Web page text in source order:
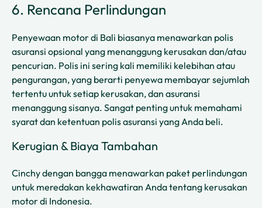
6. Rencana Perlindungan
Penyewaan motor di Bali biasanya menawarkan polis
asuransi opsional yang menanggung kerusakan dan/atau
pencurian. Polis ini sering kali memiliki kelebihan atau
pengurangan, yang berarti penyewa membayar sejumlah
tertentu untuk setiap kerusakan, dan asuransi
menanggung sisanya. Sangat penting untuk memahami
syarat dan ketentuan polis asuransi yang Anda beli.
Kerugian & Biaya Tambahan
Cinchy dengan bangga menawarkan paket perlindungan
untuk meredakan kekhawatiran Anda tentang kerusakan
motor di Indonesia.